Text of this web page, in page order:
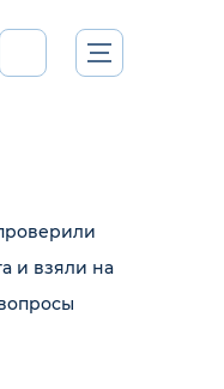
и взяли на